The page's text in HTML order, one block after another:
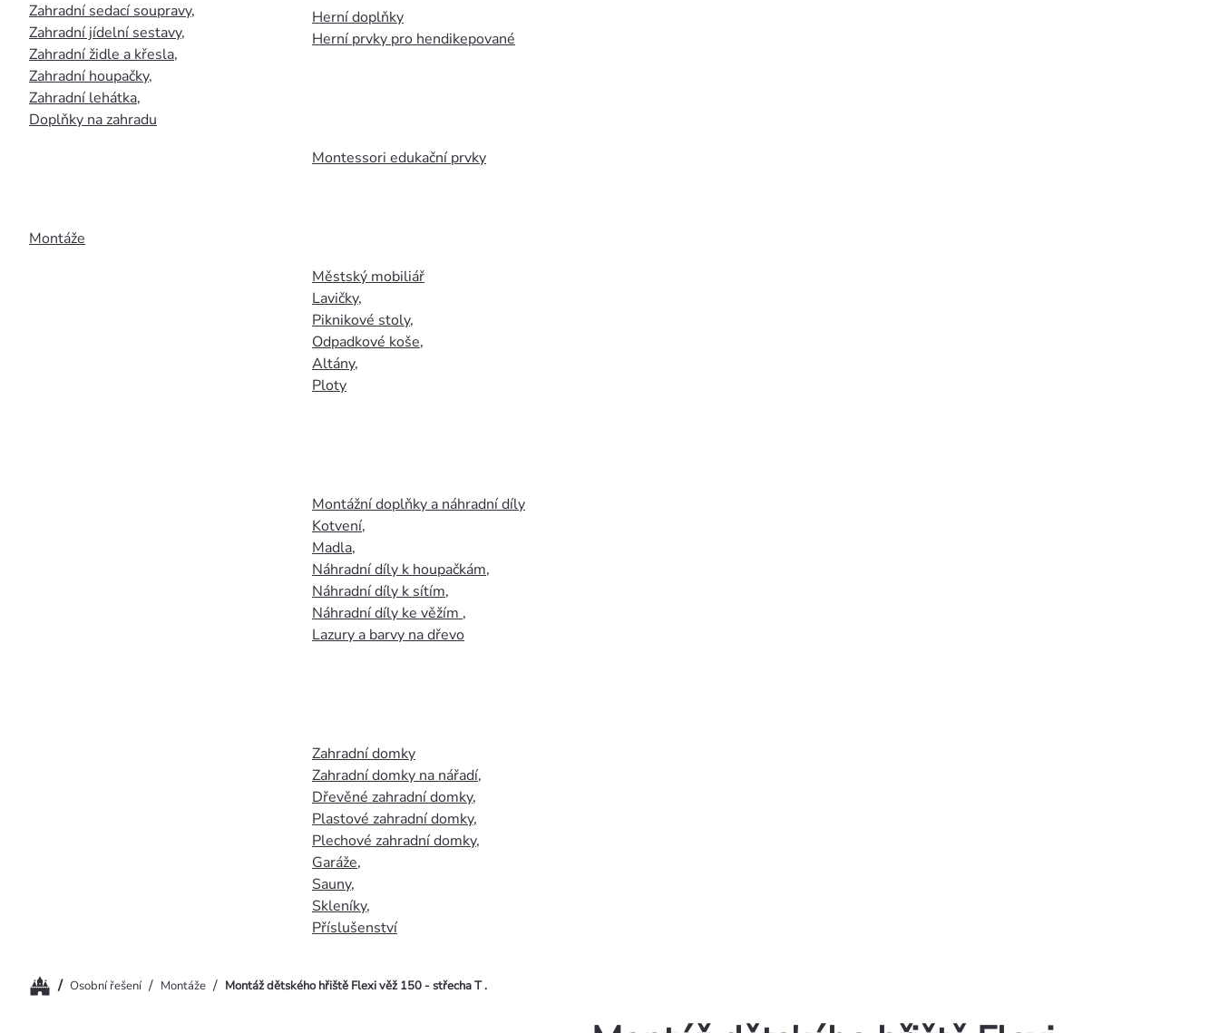
Zahradní sedací soupravy,
Zahradní jídelní sestavy,
Zahradní židle a křesla,
Zahradní houpačky,
Zahradní lehátka,
Doplňky na zahradu
Montáže
Herní doplňky
Herní prvky pro hendikepované
Montessori edukační prvky
Městský mobiliář
Lavičky,
Piknikové stoly,
Odpadkové koše,
Altány,
Ploty
Montážní doplňky a náhradní díly
Kotvení,
Madla,
Náhradní díly k houpačkám,
Náhradní díly k sítím,
Náhradní díly ke věžím ,
Lazury a barvy na dřevo
Zahradní domky
Zahradní domky na nářadí,
Dřevěné zahradní domky,
Plastové zahradní domky,
Plechové zahradní domky,
Garáže,
Sauny,
Skleníky,
Příslušenství
Domů/ Osobní řešení / Montáže / Montáž dětského hřiště Flexi věž 150 - střecha T .